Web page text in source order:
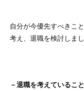
自分が今優先すべきこ
考え、退職を検討しまし
－退職を考えているこ